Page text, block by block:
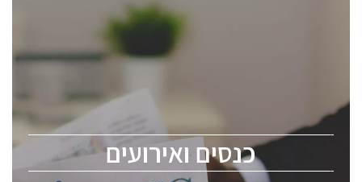
כנסים ואירועים
כנסים ואירועים
לכל העוסקים בתעשיית הסמיקונדקטור כולל מהנדסים,
ChipEx2026 will be held on May 12-13, 2026. The